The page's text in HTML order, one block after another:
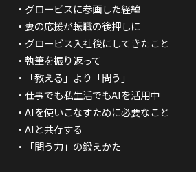
・グロービスに参画した経緯
・ 妻の応援が転職の後押しに
・ グロービス入社後にしてきたこと
・執筆を振り返って
・
「教える」より「問う」
・仕事でも私生活でもAIを活用中
・AIを使いこなすために必要なこと
・AIと共存する
・
「問う力」の鍛えかた